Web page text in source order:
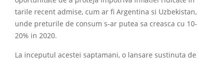
tarile recent admise, cum ar fi Argentina si Uzbekistan,
unde preturile de consum s-ar putea sa creasca cu 10-
20% in 2020.
La inceputul acestei saptamani, o lansare sustinuta de